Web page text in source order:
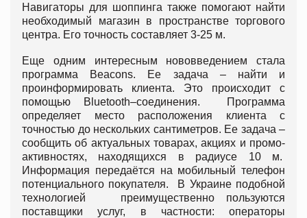
Навигаторы для шоппинга также помогают найти
необходимый магазин в пространстве торгового
центра. Его точность составляет 3-25 м.
Еще одним интересным нововведением стала
программа Beacons. Ее задача – найти и
проинформировать клиента. Это происходит с
помощью Bluetooth–соединения. Программа
определяет место расположения клиента с
точностью до нескольких сантиметров. Ее задача –
сообщить об актуальных товарах, акциях и промо-
активностях, находящихся в радиусе 10 м.
Информация передаётся на мобильный телефон
потенциального покупателя. В Украине подобной
технологией преимущественно пользуются
поставщики услуг, в частности: операторы